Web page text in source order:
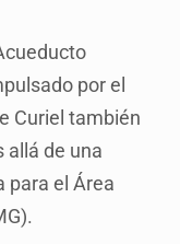
por el
Curiel también
allá de una
para el Área